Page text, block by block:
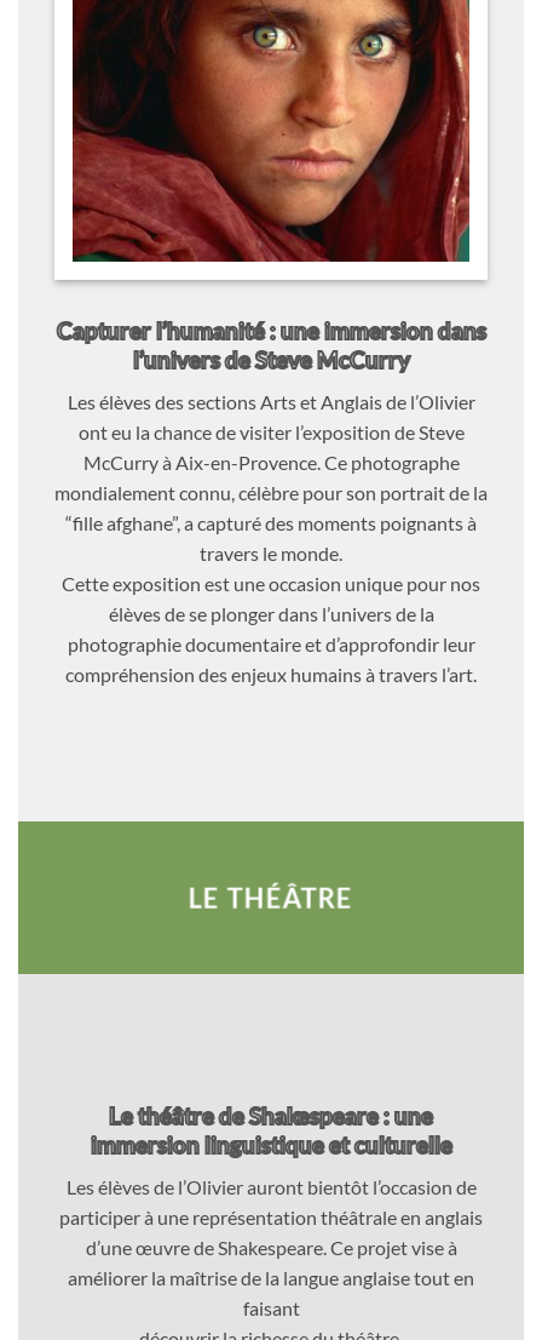
Capturer l’humanité : une immersion dans
l’univers de Steve McCurry
Les élèves des sections Arts et Anglais de l’Olivier
ont eu la chance de visiter l’exposition de Steve
McCurry à Aix-en-Provence. Ce photographe
mondialement connu, célèbre pour son portrait de la
“fille afghane”, a capturé des moments poignants à
travers le monde.
Cette exposition est une occasion unique pour nos
élèves de se plonger dans l’univers de la
photographie documentaire et d’approfondir leur
compréhension des enjeux humains à travers l’art.
LE THÉÂTRE
Le théâtre de Shakespeare : une
immersion linguistique et culturelle
Les élèves de l’Olivier auront bientôt l’occasion de
participer à une représentation théâtrale en anglais
d’une œuvre de Shakespeare. Ce projet vise à
améliorer la maîtrise de la langue anglaise tout en
faisant